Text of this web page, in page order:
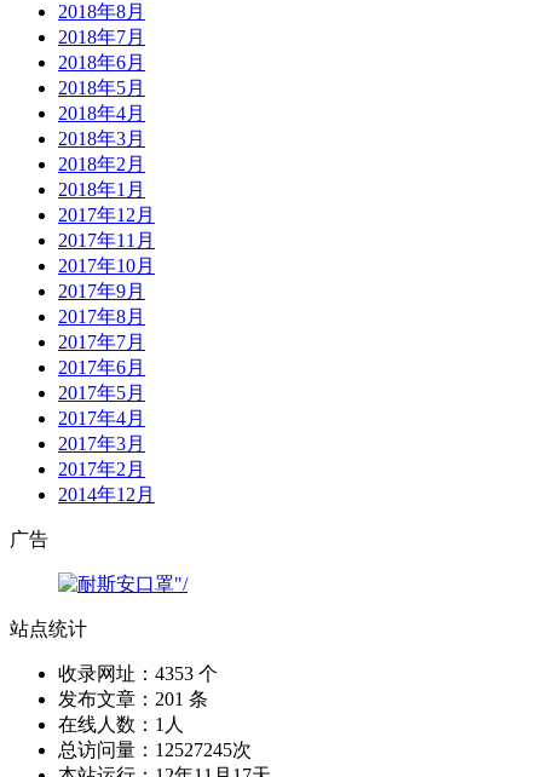
2018年8月
2018年7月
2018年6月
2018年5月
2018年4月
2018年3月
2018年2月
2018年1月
2017年12月
2017年11月
2017年10月
2017年9月
2017年8月
2017年7月
2017年6月
2017年5月
2017年4月
2017年3月
2017年2月
2014年12月
广告
站点统计
收录网址：4353 个
发布文章：201 条
在线人数：1人
总访问量：12527245次